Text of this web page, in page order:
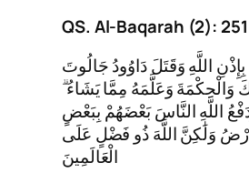
QS. Al-Baqarah (2): 251
اللَّهِ وَقَتَلَ دَاوُودُ جَالُوتَ
وَالْحِكْمَةَ وَعَلَّمَهُ مِمَّا يَشَاءُ
دَفْعُ اللَّهِ النَّاسَ بَعْضَهُمْ بِبَعْضٍ
وَلَٰكِنَّ اللَّهَ ذُو فَضْلٍ عَلَى
الْعَالَمِينَ